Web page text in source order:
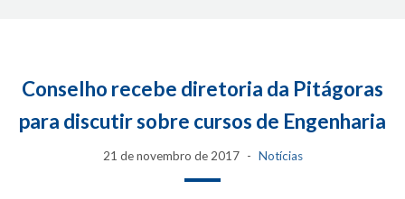
Conselho recebe diretoria da Pitágoras
para discutir sobre cursos de Engenharia
21 de novembro de 2017 Notícias